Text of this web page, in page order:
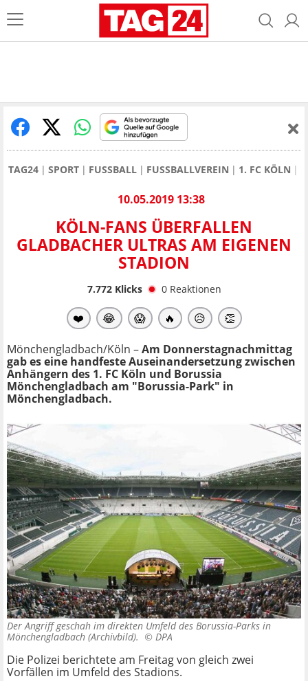
TAG24 SPORT FUSSBALL FUSSBALLVEREIN 1. FC KÖLN
10.05.2019 13:38
KÖLN-FANS ÜBERFALLEN
GLADBACHER ULTRAS AM EIGENEN
STADION
7.772Klicks 0 Reaktionen
❤️ 😂 😱 🔥 😥 👏
Mönchengladbach/Köln –Am Donnerstagnachmittag
gab es eine handfeste Auseinandersetzung zwischen
Anhängern des 1. FC Köln und Borussia
Mönchengladbach am "Borussia-Park" in
Mönchengladbach.
Der Angriff geschah im direkten Umfeld des Borussia-Parks in
Mönchengladbach (Archivbild). © DPA
Die Polizei berichtete am Freitag von gleich zwei
Vorfällen im Umfeld des Stadions.